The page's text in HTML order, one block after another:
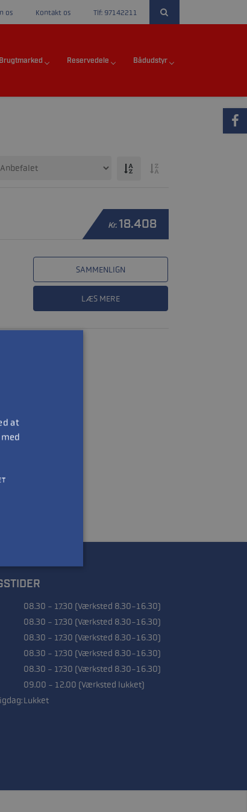
os Kontakt os Tlf: 97142211
Brugtmarked Reservedele Bådudstyr
Kr. 18.408
SAMMENLIGN
LÆS MERE
08.30 - 17.30 (Værksted 8.30-16.30)
08.30 - 17.30 (Værksted 8.30-16.30)
08.30 - 17.30 (Værksted 8.30-16.30)
08.30 - 17.30 (Værksted 8.30-16.30)
08.30 - 17.30 (Værksted 8.30-16.30)
09.00 - 12.00 (Værksted lukket)
Lukket
at